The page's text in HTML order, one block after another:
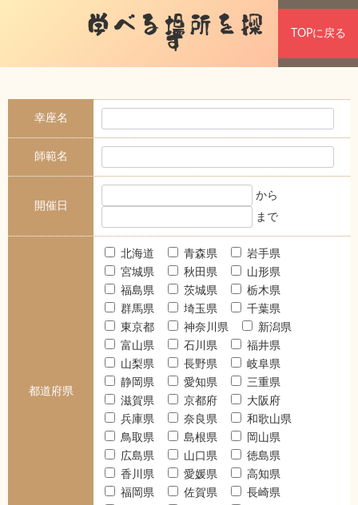
学べる場所を探
す TOPに戻る
幸座名
師範名
開催日
から
まで
都道府県
北海道 青森県
岩手県
宮城県
秋田県
山形県
福島県
茨城県
栃木県
群馬県
埼玉県
千葉県
東京都
神奈川県
新潟県
富山県
石川県
福井県
山梨県
長野県
岐阜県
静岡県
愛知県
三重県
滋賀県
京都府
大阪府
兵庫県
奈良県
和歌山県
鳥取県
島根県
岡山県
広島県
山口県
徳島県
香川県
愛媛県
高知県
福岡県
佐賀県
長崎県